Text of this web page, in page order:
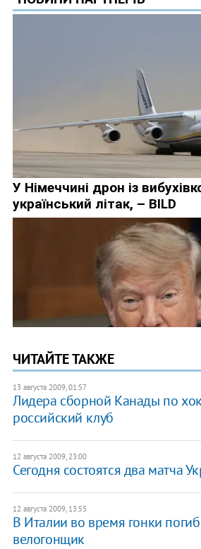
ЧИТАЙТЕ ТАКЖЕ
13 августа 2009, 01:57
Лидера сборной Канады по
российский клуб
12 августа 2009, 23:00
Сегодня состоятся два матча
12 августа 2009, 13:55
В Италии во время гонки
велогонщик